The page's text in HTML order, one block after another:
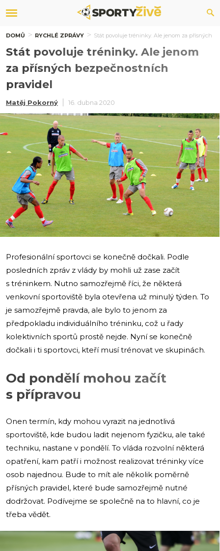
DOMŮ RYCHLÉ ZPRÁVY Stát povoluje tréninky. Ale jenom za přísných
Stát povoluje tréninky. Ale jenom
za přísných bezpečnostních
pravidel
Matěj Pokorný 16. dubna 2020
Profesionální sportovci se konečně dočkali. Podle
posledních zpráv z vlády by mohli už zase začít
s tréninkem. Nutno samozřejmě říci, že některá
venkovní sportoviště byla otevřena už minulý týden. To
je samozřejmě pravda, ale bylo to jenom za
předpokladu individuálního tréninku, což u řady
kolektivních sportů prostě nejde. Nyní se konečně
dočkali i ti sportovci, kteří musí trénovat ve skupinách.
Od pondělí mohou začít
s přípravou
Onen termín, kdy mohou vyrazit na jednotlivá
sportoviště, kde budou ladit nejenom fyzičku, ale také
techniku, nastane v pondělí. To vláda rozvolní některá
opatření, kam patří i možnost realizovat tréninky více
osob najednou. Bude to mít ale několik poměrně
přísných pravidel, které bude samozřejmě nutné
dodržovat. Podívejme se společně na to hlavní, co je
třeba vědět.